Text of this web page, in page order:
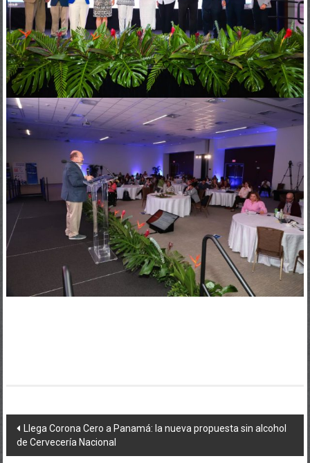
Navegación
de
Llega Corona Cero a Panamá: la nueva propuesta sin alcohol
de Cervecería Nacional